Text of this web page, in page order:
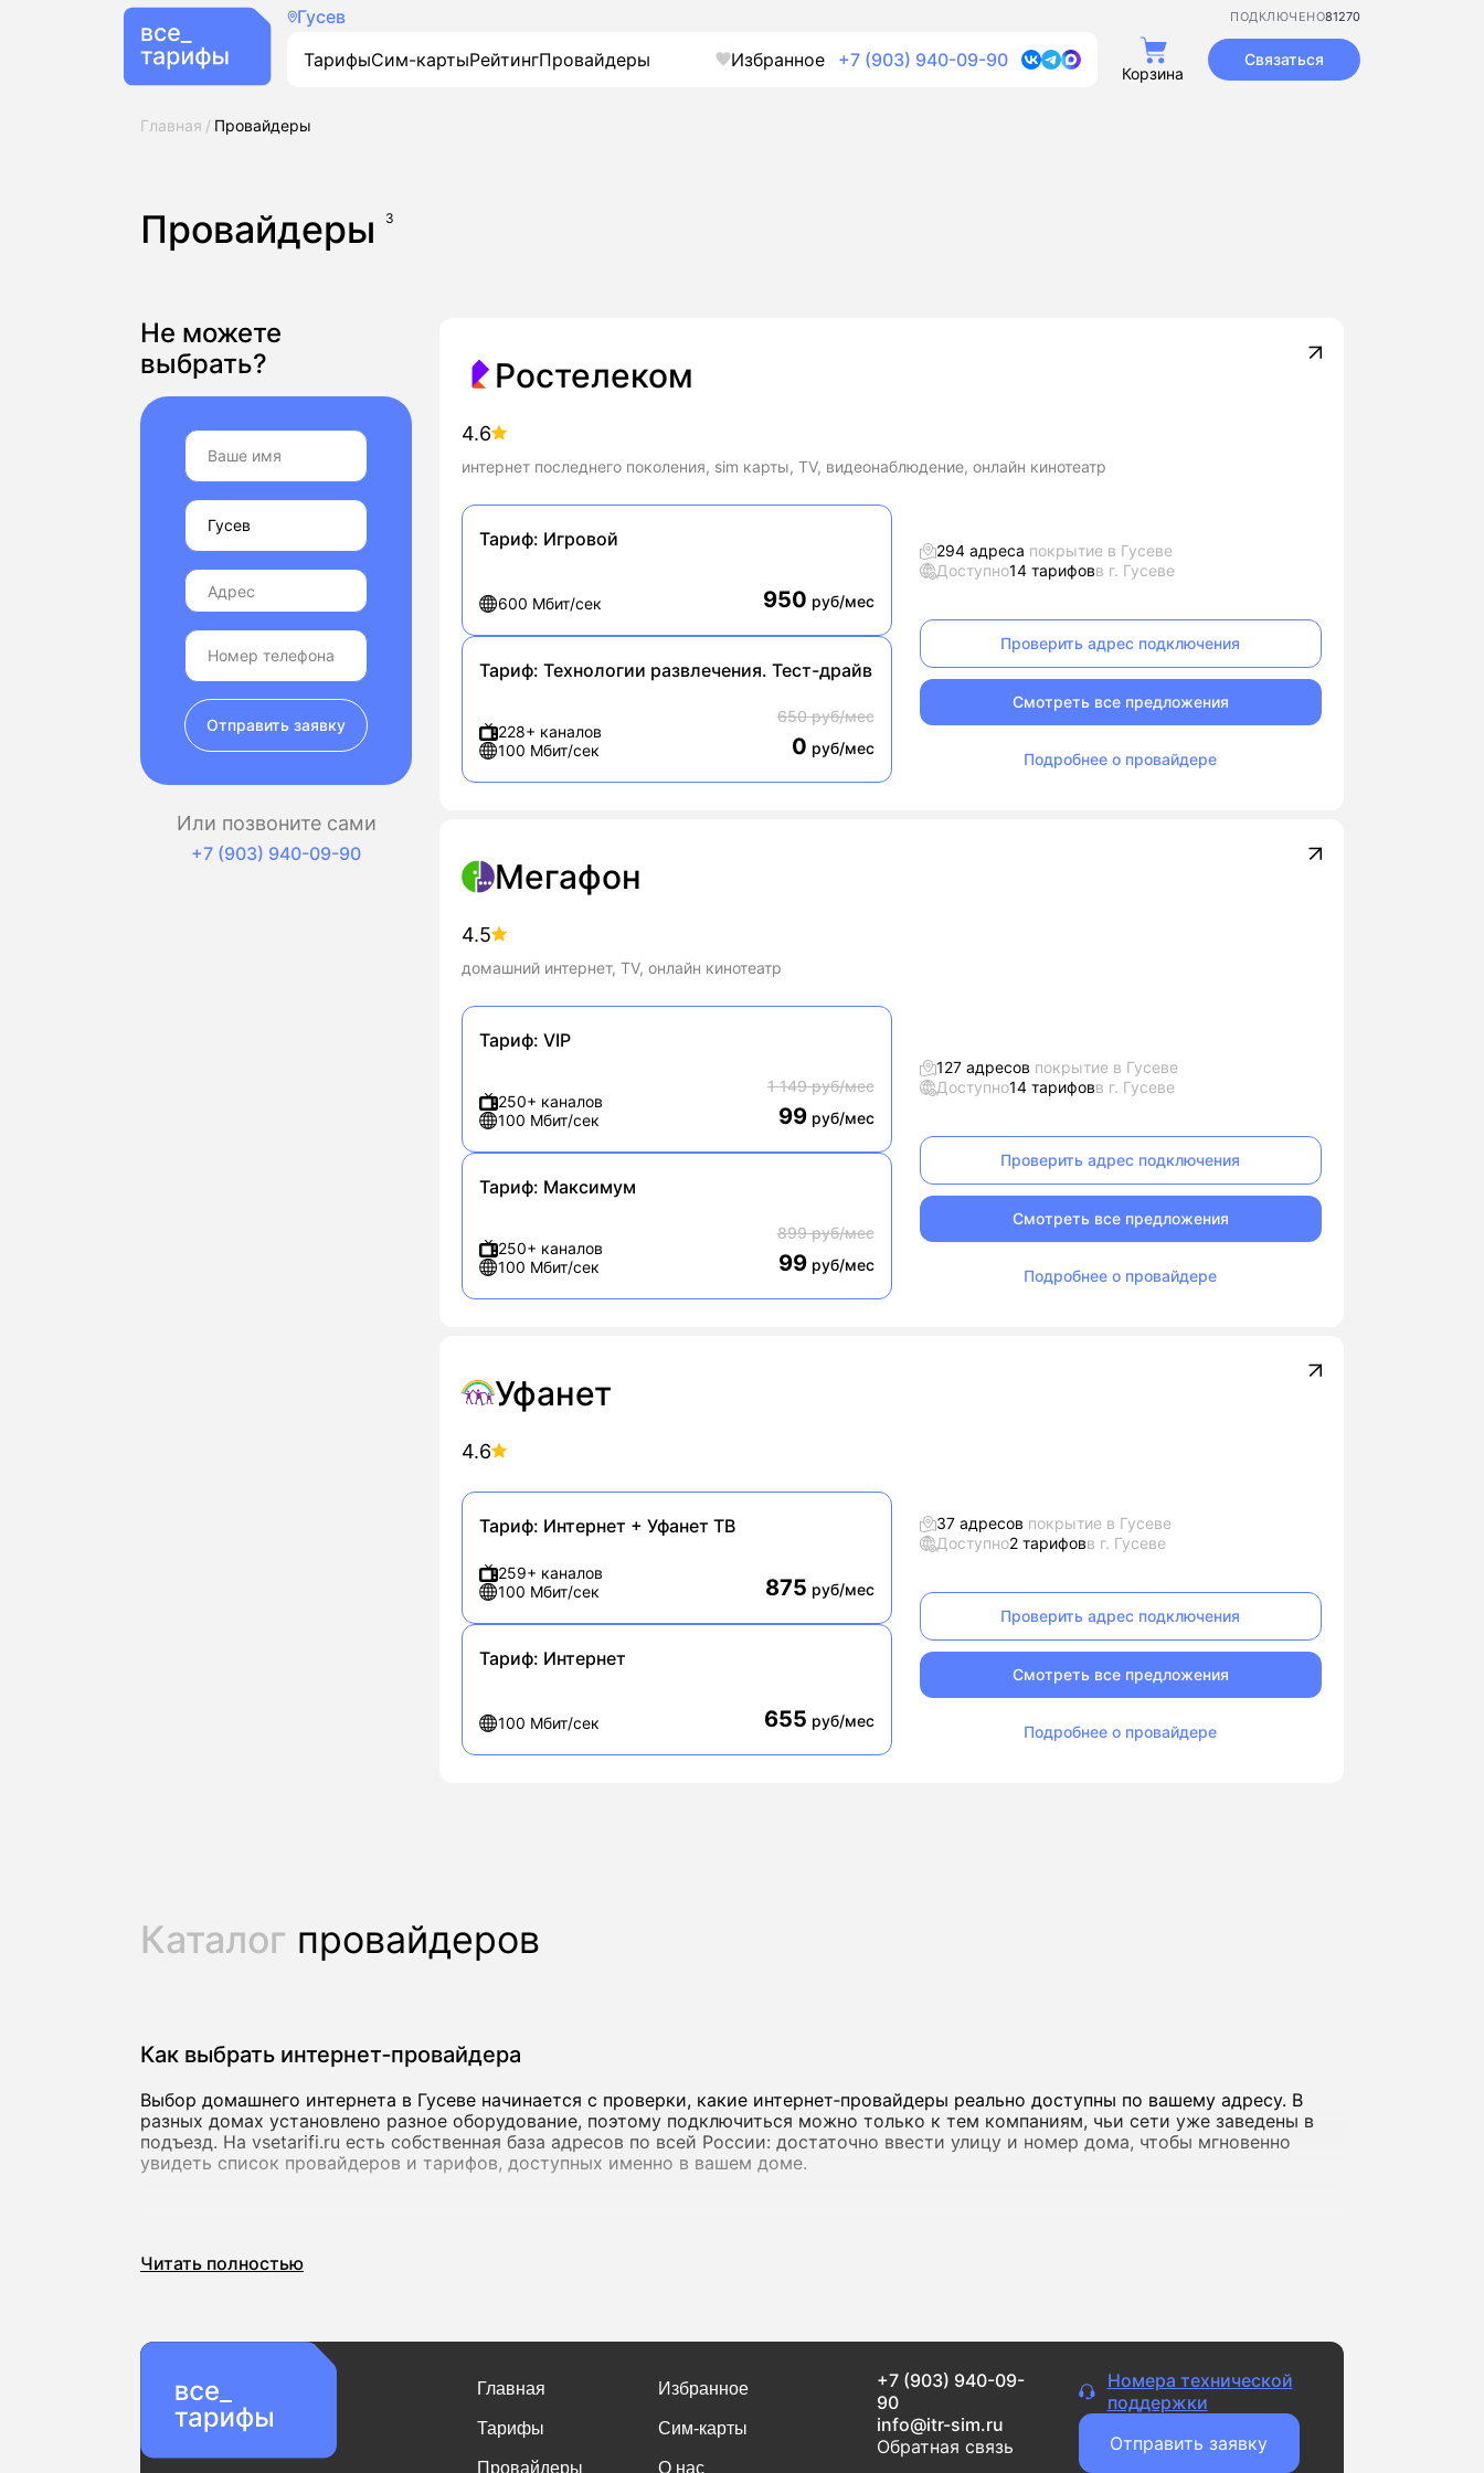
Гусев 81270
ПОДКЛЮЧЕНО
ТарифыСим-картыРейтингПровайдеры Избранное +7 (903) 940-09-90
Корзина
Связаться
Главная Провайдеры
Провайдеры 3
Ростелеком
4.6
интернет последнего поколения, sim карты, TV, видеонаблюдение, онлайн кинотеатр
Тариф: Игровой
600 Мбит/сек 950 руб/мес
Тариф: Технологии развлечения. Тест-драйв
228+ каналов
100 Мбит/сек
650 руб/мес
0 руб/мес
294 адреса покрытие в Гусеве
Доступно14 тарифовв г. Гусеве
Проверить адрес подключения
Смотреть все предложения
Подробнее о провайдере
Мегафон
4.5
домашний интернет, TV, онлайн кинотеатр
Тариф: VIP
250+ каналов
100 Мбит/сек
1 149 руб/мес
99руб/мес
Тариф: Максимум
250+ каналов
100 Мбит/сек
899 руб/мес
99руб/мес
127 адресов покрытие в Гусеве
Доступно14 тарифовв г. Гусеве
Проверить адрес подключения
Смотреть все предложения
Подробнее о провайдере
Уфанет
4.6
Тариф: Интернет + Уфанет ТВ
259+ каналов
100 Мбит/сек
875 руб/мес
Тариф: Интернет
100 Мбит/сек 655 руб/мес
37 адресов покрытие в Гусеве
Доступно2 тарифовв г. Гусеве
Проверить адрес подключения
Смотреть все предложения
Подробнее о провайдере
Не можете
выбрать?
Отправить заявку
Или позвоните сами
+7 (903) 940-09-90
Каталог провайдеров
Как выбрать интернет‑провайдера
Выбор домашнего интернета в Гусеве начинается с проверки, какие интернет‑провайдеры реально доступны по вашему адресу. В
разных домах установлено разное оборудование, поэтому подключиться можно только к тем компаниям, чьи сети уже заведены в
подъезд. На vsetarifi.ru есть собственная база адресов по всей России: достаточно ввести улицу и номер дома, чтобы мгновенно
увидеть список провайдеров и тарифов, доступных именно в вашем доме.
Для базовых задач подойдет скорость от 15 Мбит/с - ее достаточно для переписки, просмотра фильмов в обычном качестве и
000 Мбит/с, которые предлагают как крупные федеральные операторы, так и локальные сети.
Важно учитывать не только максимальную скорость, но и стабильность соединения. Если интернет регулярно «падает» или сильно
проседает вечером, комфорт от формально высокой скорости быстро исчезает.
Читать полностью
Главная Избранное
Тарифы Сим-карты
Провайдеры О нас
+7 (903) 940-09-
90
info@itr-sim.ru
Обратная связь
Номера технической
поддержки
Отправить заявку